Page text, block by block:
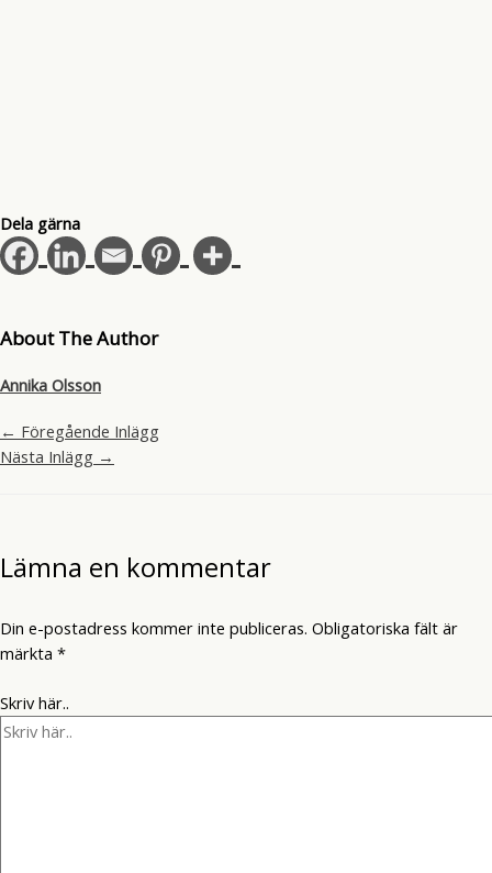
Dela gärna
About The Author
Annika Olsson
← Föregående Inlägg
Nästa Inlägg →
Lämna en kommentar
Din e-postadress kommer inte publiceras. Obligatoriska fält är
märkta *
Skriv här..